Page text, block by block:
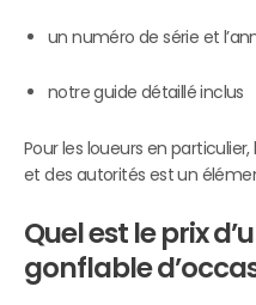
un numéro de série et
notre guide détaillé inclus
Pour les loueurs en
et des autorités est un
Quel est le prix
gonflable